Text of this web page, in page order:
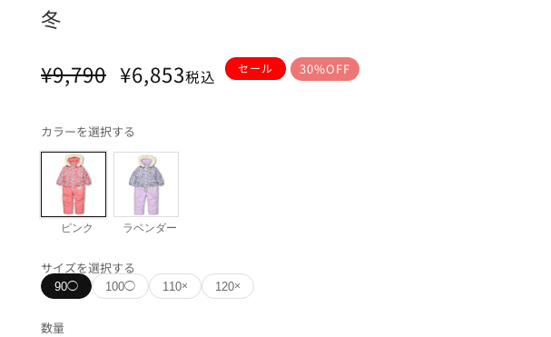
サイズを選択する
90◯ 100◯ 110× 120×
カラーを選択する
ピンク ラベンダー
カラー
冬
通
常
格
¥9,790
セ
ー
価
格
¥6,853税込 セール 30%OFF
数量